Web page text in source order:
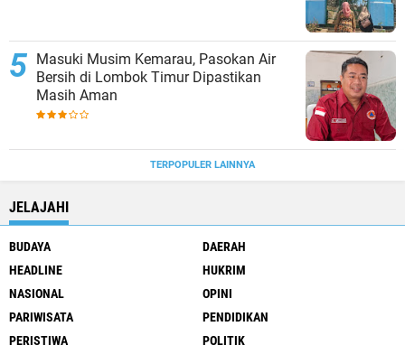
Masuki Musim Kemarau, Pasokan Air
Bersih di Lombok Timur Dipastikan
Masih Aman
TERPOPULER LAINNYA
JELAJAHI
BUDAYA
DAERAH
HEADLINE
HUKRIM
NASIONAL
OPINI
PARIWISATA
PENDIDIKAN
PERISTIWA
POLITIK